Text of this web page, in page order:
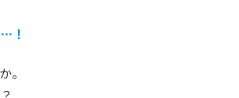
！
。